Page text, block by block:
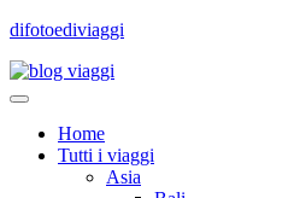
difotoediviaggi
Home
Tutti i viaggi
Asia